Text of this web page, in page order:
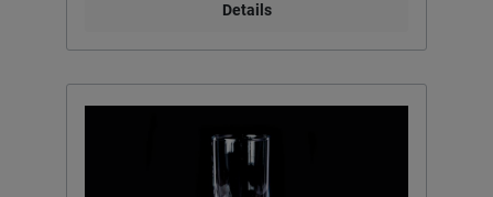
Details